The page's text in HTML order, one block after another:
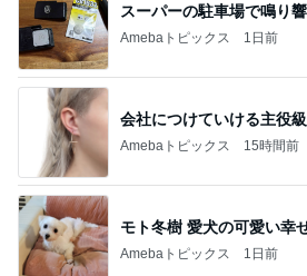
スーパーの駐車場で鳴り
Amebaトピックス 1日前
会社につけていける主役
Amebaトピックス 15時間前
モト冬樹 愛犬の可愛い幸
Amebaトピックス 1日前